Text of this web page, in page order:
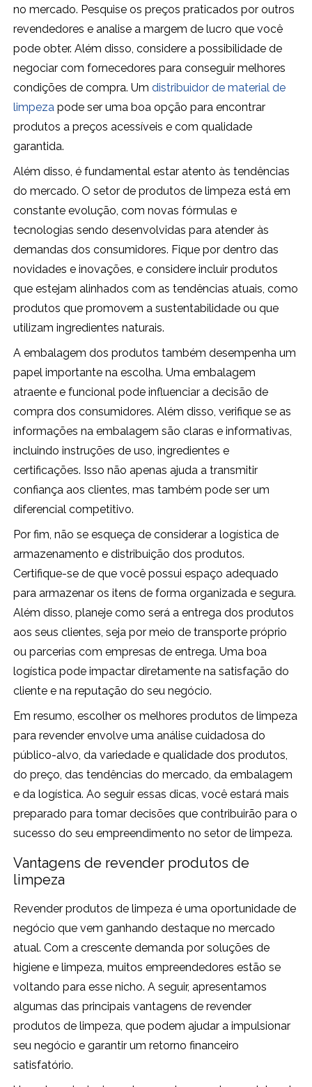
no mercado. Pesquise os preços praticados por outros
revendedores e analise a margem de lucro que você
pode obter. Além disso, considere a possibilidade de
negociar com fornecedores para conseguir melhores
condições de compra. Umdistribuidor de material de
limpeza pode ser uma boa opção para encontrar
produtos a preços acessíveis e com qualidade
garantida.
Além disso, é fundamental estar atento às tendências
do mercado. O setor de produtos de limpeza está em
constante evolução, com novas fórmulas e
tecnologias sendo desenvolvidas para atender às
demandas dos consumidores. Fique por dentro das
novidades e inovações, e considere incluir produtos
que estejam alinhados com as tendências atuais, como
produtos que promovem a sustentabilidade ou que
utilizam ingredientes naturais.
A embalagem dos produtos também desempenha um
papel importante na escolha. Uma embalagem
atraente e funcional pode influenciar a decisão de
compra dos consumidores. Além disso, verifique se as
informações na embalagem são claras e informativas,
incluindo instruções de uso, ingredientes e
certificações. Isso não apenas ajuda a transmitir
confiança aos clientes, mas também pode ser um
diferencial competitivo.
Por fim, não se esqueça de considerar a logística de
armazenamento e distribuição dos produtos.
Certifique-se de que você possui espaço adequado
para armazenar os itens de forma organizada e segura.
Além disso, planeje como será a entrega dos produtos
aos seus clientes, seja por meio de transporte próprio
ou parcerias com empresas de entrega. Uma boa
logística pode impactar diretamente na satisfação do
cliente e na reputação do seu negócio.
Em resumo, escolher os melhores produtos de limpeza
para revender envolve uma análise cuidadosa do
público-alvo, da variedade e qualidade dos produtos,
do preço, das tendências do mercado, da embalagem
e da logística. Ao seguir essas dicas, você estará mais
preparado para tomar decisões que contribuirão para o
sucesso do seu empreendimento no setor de limpeza.
Vantagens de revender produtos de
limpeza
Revender produtos de limpeza é uma oportunidade de
negócio que vem ganhando destaque no mercado
atual. Com a crescente demanda por soluções de
higiene e limpeza, muitos empreendedores estão se
voltando para esse nicho. A seguir, apresentamos
algumas das principais vantagens de revender
produtos de limpeza, que podem ajudar a impulsionar
seu negócio e garantir um retorno financeiro
satisfatório.